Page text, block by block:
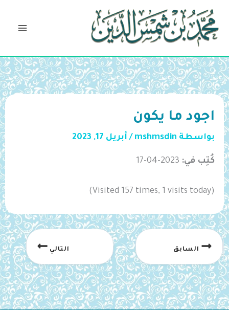
تخطي
المحتوى
اجود ما يكون
بواسطة mshmsdin
/ أبريل 17, 2023
كُتِب في: 2023-04-17
(Visited 157 times, 1 visits today)
السابق التالي